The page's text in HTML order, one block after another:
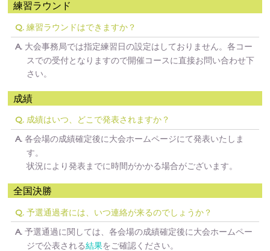
練習ラウンド
Q. 練習ラウンドはできますか？
A. 大会事務局では指定練習日の設定はしておりません。各コー
スでの受付となりますので開催コースに直接お問い合わせ下
さい。
成績
Q. 成績はいつ、どこで発表されますか？
A. 各会場の成績確定後に大会ホームページにて発表いたしま
す。
状況により発表までに時間がかかる場合がございます。
全国決勝
Q. 予選通過者には、いつ連絡が来るのでしょうか？
A. 予選通過に関しては、各会場の成績確定後に大会ホームペー
ジで公表される結果をご確認ください。